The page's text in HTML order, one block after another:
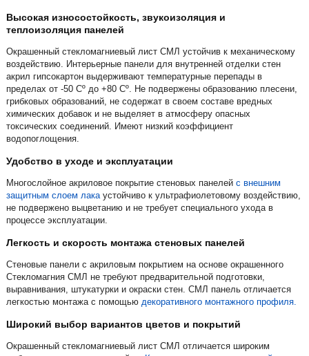
Высокая износостойкость, звукоизоляция и
теплоизоляция панелей
Окрашенный стекломагниевый лист СМЛ устойчив к механическому
воздействию. Интерьерные панели для внутренней отделки стен
акрил гипсокартон выдерживают температурные перепады в
пределах от -50 Сº до +80 Сº. Не подвержены образованию плесени,
грибковых образований, не содержат в своем составе вредных
химических добавок и не выделяет в атмосферу опасных
токсических соединений. Имеют низкий коэффициент
водопоглощения.
Удобство в уходе и эксплуатации
Многослойное акриловое покрытие стеновых панелей с внешним
защитным слоем лакаустойчиво к ультрафиолетовому воздействию,
не подвержено выцветанию и не требует специального ухода в
процессе эксплуатации.
Легкость и скорость монтажа стеновых панелей
Стеновые панели с акриловым покрытием на основе окрашенного
Стекломагния СМЛ не требуют предварительной подготовки,
выравнивания, штукатурки и окраски стен. СМЛ панель отличается
легкостью монтажа с помощью декоративного монтажного профиля.
Широкий выбор вариантов цветов и покрытий
Окрашенный стекломагниевый лист СМЛ отличается широким